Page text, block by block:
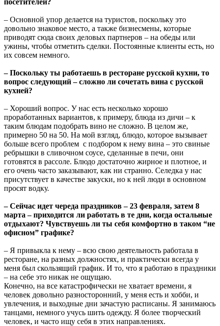
– Основной упор делается на туристов, поскольку это
довольно знаковое место, а также бизнесмены, которые
приводят сюда своих деловых партнеров – на обеды или
ужины, чтобы отметить сделки. Постоянные клиенты есть, но
их совсем немного.
– Поскольку ты работаешь в ресторане русской кухни, то
вопрос следующий – сложно ли сочетать вина с русской
кухней?
– Хороший вопрос. У нас есть несколько хорошо
проработанных вариантов, к примеру, блюда из дичи – к
таким блюдам подобрать вино не сложно. В целом же,
примерно 50 на 50. На мой взгляд, блюдо, которое вызывает
больше всего проблем с подбором к нему вина – это свиные
ребрышки в сливочном соусе, сделанные в печи, они
готовятся в рассоле. Блюдо достаточно жирное и плотное, и
его очень часто заказывают, как ни странно. Селедка у нас
присутствует в качестве закуски, но к ней люди в основном
просят водку.
– Сейчас идет череда праздников – 23 февраля, затем 8
марта – приходится ли работать в те дни, когда остальные
отдыхают? Чувствуешь ли ты себя комфортно в таком “не
офисном” графике?
– Я привыкла к нему – всю свою деятельность работала в
ресторане, на разных должностях, и практически всегда у
меня был скользящий график. И то, что я работаю в праздники
– на себе это никак не ощущаю.
Конечно, на все катастрофически не хватает времени, я
человек довольно разносторонний, у меня есть и хобби, и
увлечения, и выходные дни зачастую расписаны. Я занимаюсь
танцами, немного учусь шить одежду. Я более творческий
человек, и часто ищу себя в этих направлениях.